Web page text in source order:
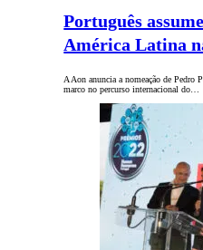
Português
América Latina
A Aon anuncia a nomeação de Pedro
marco no percurso internacional do…